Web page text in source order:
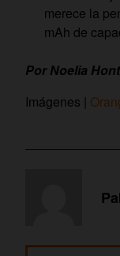
merece la
mAh de
Por Noelia
Imágenes |